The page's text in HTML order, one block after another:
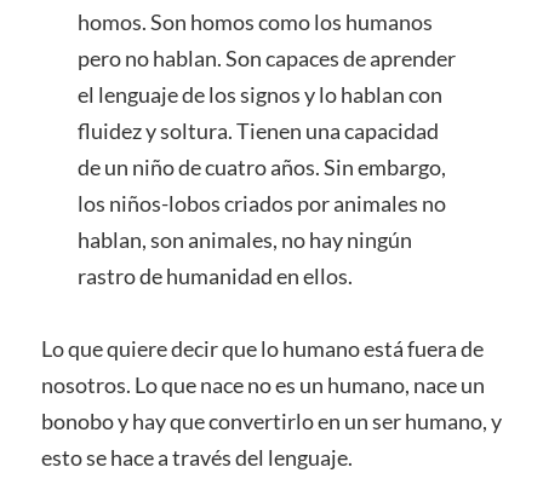
homos. Son homos como los humanos
pero no hablan. Son capaces de aprender
el lenguaje de los signos y lo hablan con
fluidez y soltura. Tienen una capacidad
de un niño de cuatro años. Sin embargo,
los niños-lobos criados por animales no
hablan, son animales, no hay ningún
rastro de humanidad en ellos.
Lo que quiere decir que lo humano está fuera de
nosotros. Lo que nace no es un humano, nace un
bonobo y hay que convertirlo en un ser humano, y
esto se hace a través del lenguaje.